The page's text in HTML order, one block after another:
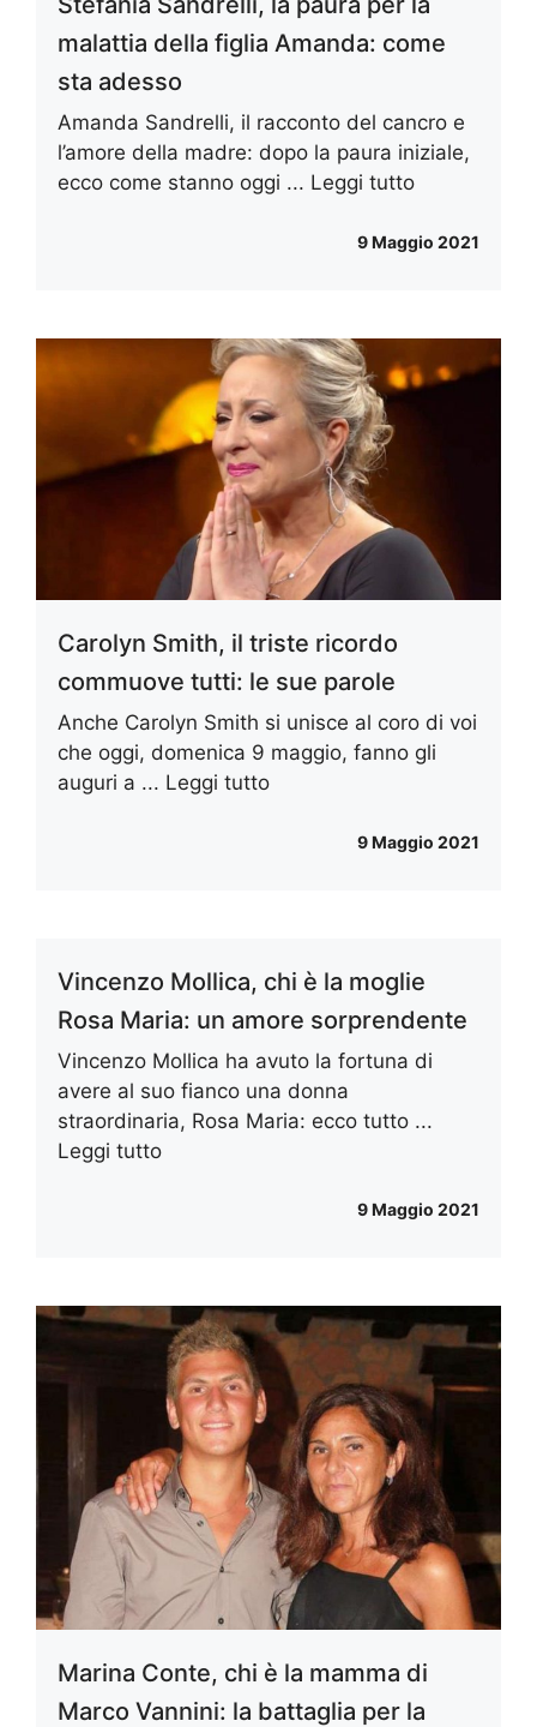
malattia della figlia Amanda: come
sta adesso
Amanda Sandrelli, il racconto del cancro e
l’amore della madre: dopo la paura iniziale,
ecco come stanno oggi ... Leggi tutto
9 Maggio 2021
Carolyn Smith, il triste ricordo
commuove tutti: le sue parole
Anche Carolyn Smith si unisce al coro di voi
che oggi, domenica 9 maggio, fanno gli
auguri a ... Leggi tutto
9 Maggio 2021
Vincenzo Mollica, chi è la moglie
Rosa Maria: un amore sorprendente
Vincenzo Mollica ha avuto la fortuna di
avere al suo fianco una donna
straordinaria, Rosa Maria: ecco tutto ...
Leggi tutto
9 Maggio 2021
Marina Conte, chi è la mamma di
Marco Vannini: la battaglia per la